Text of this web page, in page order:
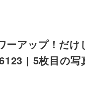
ーアップ！だ
| 5枚目の写